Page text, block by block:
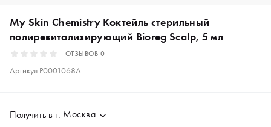
My Skin Chemistry Коктейль стерильный
полиревитализирующий Bioreg Scalp, 5 мл
ОТЗЫВОВ 0
Артикул P0001068A
Получить в г. Москва